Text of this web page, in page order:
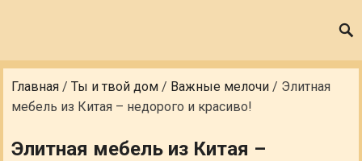
Главная /Ты и твой дом / Важные мелочи / Элитная
мебель из Китая – недорого и красиво!
Элитная мебель из Китая –